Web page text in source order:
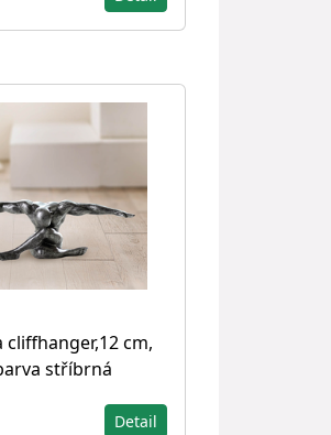
cliffhanger,12 cm,
stříbrná
Detail